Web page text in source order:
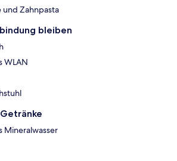
und Zahnpasta
bleiben
WLAN
Mineralwasser